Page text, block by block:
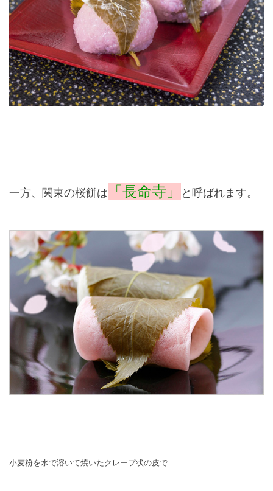
一方、関東の桜餅は 「長命寺」 と呼ばれます。
小麦粉を水で溶いて焼いたクレープ状の皮で